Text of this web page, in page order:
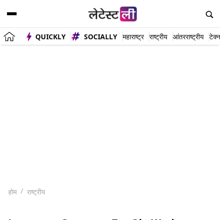
QUICKLY SOCIALLY महाराष्ट्र राष्ट्रीय आंतरराष्ट्रीय
होम राष्ट्रीय